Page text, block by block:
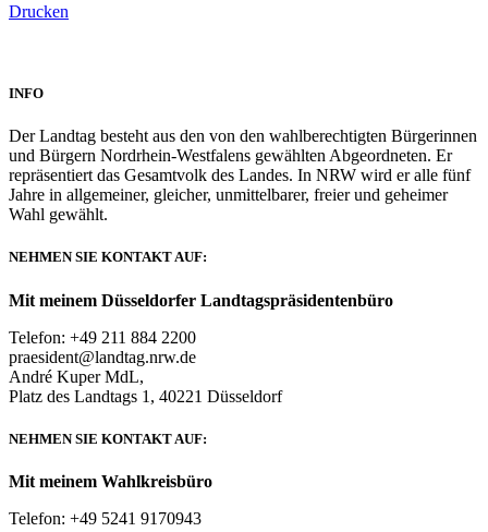
Drucken
INFO
Der Landtag besteht aus den von den wahlberechtigten Bürgerinnen
und Bürgern Nordrhein-Westfalens gewählten Abgeordneten. Er
repräsentiert das Gesamtvolk des Landes. In NRW wird er alle fünf
Jahre in allgemeiner, gleicher, unmittelbarer, freier und geheimer
Wahl gewählt.
NEHMEN SIE KONTAKT AUF:
Mit meinem Düsseldorfer Landtagspräsidentenbüro
Telefon: +49 211 884 2200
praesident@landtag.nrw.de
André Kuper MdL,
Platz des Landtags 1, 40221 Düsseldorf
NEHMEN SIE KONTAKT AUF:
Mit meinem Wahlkreisbüro
Telefon: +49 5241 9170943